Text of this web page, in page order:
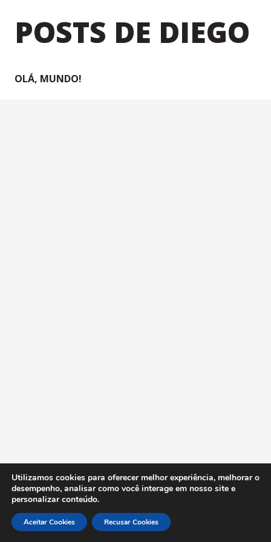
POSTS DE DIEGO
OLÁ, MUNDO!
Utilizamos cookies para oferecer melhor experiência, melhorar o
desempenho, analisar como você interage em nosso site e
personalizar conteúdo.
Aceitar Cookies Recusar Cookies